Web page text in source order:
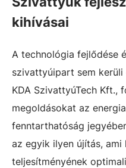
kihívásai
A technológia fejlődése
szivattyúipart sem
KDA SzivattyúTech Kft.,
megoldásokat az
fenntarthatóság
az egyik ilyen újítás,
teljesítményének